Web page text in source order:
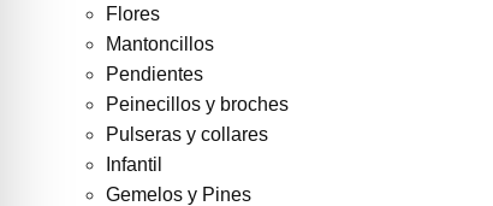
Flores
Mantoncillos
Pendientes
Peinecillos y broches
Pulseras y collares
Infantil
Gemelos y Pines